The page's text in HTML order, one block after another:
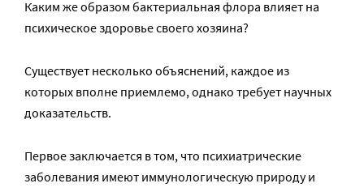
Каким же образом бактериальная флора влияет на
психическое здоровье своего хозяина?
Существует несколько объяснений, каждое из
которых вполне приемлемо, однако требует научных
доказательств.
Первое заключается в том, что психиатрические
заболевания имеют иммунологическую природу и